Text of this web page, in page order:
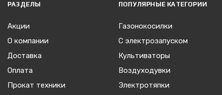
РАЗДЕЛЫ
Акции
О компании
Доставка
Оплата
Прокат техники
ПОПУЛЯРНЫЕ КАТЕГОРИИ
Газонокосилки
С электрозапуском
Культиваторы
Воздуходувки
Электротяпки